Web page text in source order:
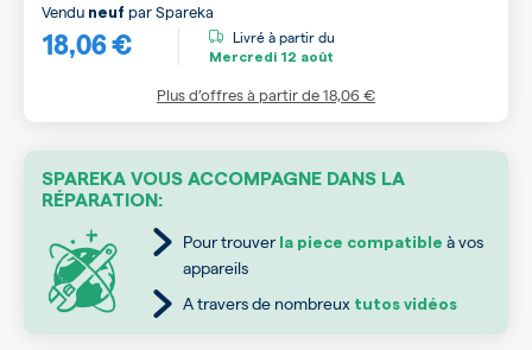
18,06 €
Vendu neuf parSpareka
Livré à partir du
Mercredi 12 août
Plus d’offres à partir de18,06 €
SPAREKA VOUS ACCOMPAGNE DANS LA
RÉPARATION:
Pour trouver la piece compatible à vos
appareils
A travers de nombreux tutos vidéos